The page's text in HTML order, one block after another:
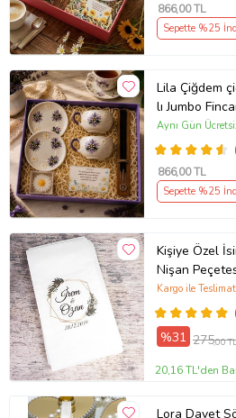
866,00 TL
Sepette %25
Lila Çiğdem
lı Jumbo
Papatya
Aynı Gün
866,00 TL
Sepette %25
Kişiye Özel
Nişan
20 Adet
Kargo ile Teslimat
%31 275,00 TL
20,16 TL'den
Lora Davet